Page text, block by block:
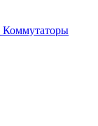
Коммутаторы